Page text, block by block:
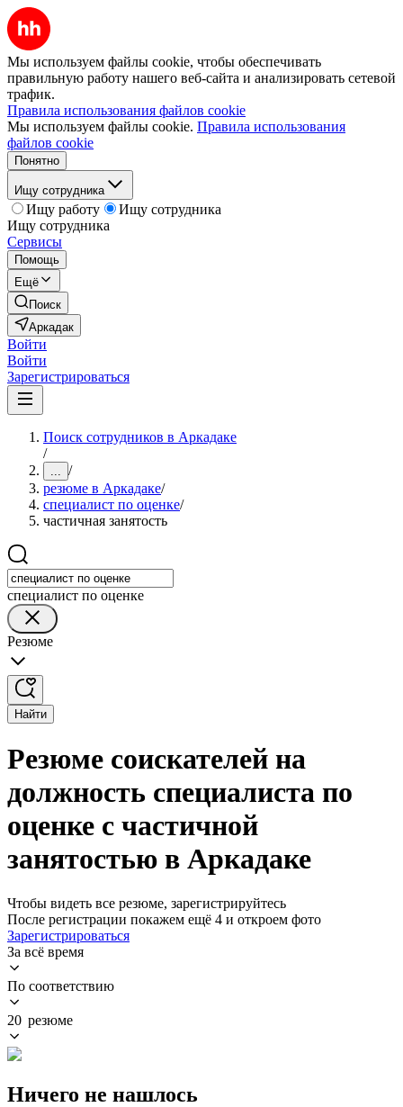
Мы используем файлы cookie, чтобы обеспечивать
правильную работу нашего веб-сайта и анализировать сетевой
трафик.
Правила использования файлов cookie
Мы используем файлы cookie. Правила использования
файлов cookie
Понятно
Ищу сотрудника
Ищу работу
Ищу сотрудника
Ищу сотрудника
Сервисы
Помощь
Ещё
Поиск
Аркадак
Войти
Войти
Зарегистрироваться
Поиск сотрудников в Аркадаке
/
... /
резюме в Аркадаке/
специалист по оценке/
частичная занятость
специалист по оценке
Резюме
Найти
Резюме соискателей на
должность специалиста по
оценке с частичной
занятостью в Аркадаке
Чтобы видеть все резюме, зарегистрируйтесь
После регистрации покажем ещё 4 и откроем фото
Зарегистрироваться
За всё время
По соответствию
20 резюме
Ничего не нашлось